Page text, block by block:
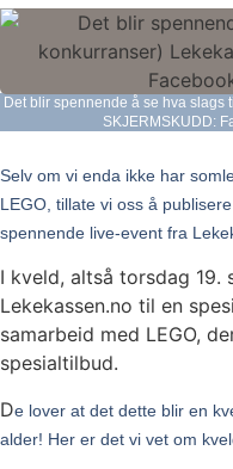
Det blir spennende å se hva slags
SKJERMSKUDD:
Selv om vi enda ikke har
LEGO, tillate vi oss å
spennende live-event fra
I kveld, altså torsdag 19.
Lekekassen.no til en
samarbeid med LEGO,
spesialtilbud.
De lover at det dette blir en
alder! Her er det vi vet om